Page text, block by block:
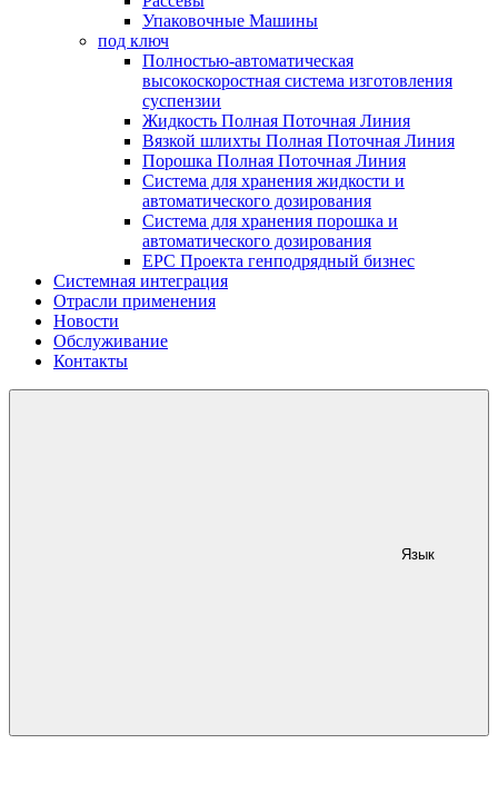
Упаковочные Машины
под ключ
Полностью-автоматическая
высокоскоростная система изготовления
суспензии
Жидкость Полная Поточная Линия
Вязкой шлихты Полная Поточная Линия
Порошка Полная Поточная Линия
Система для хранения жидкости и
автоматического дозирования
Система для хранения порошка и
автоматического дозирования
EPC Проекта генподрядный бизнес
Системная интеграция
Отрасли применения
Новости
Обслуживание
Контакты
Язык